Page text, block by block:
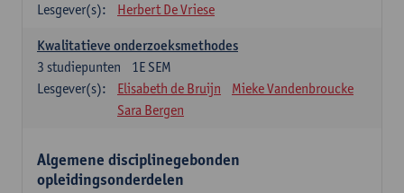
Lesgever(s):
Herbert De Vriese
Kwalitatieve onderzoeksmethodes
1E SEM
3 studiepunten
Lesgever(s):
Elisabeth de Bruijn
Mieke Vandenbroucke
Sara Bergen
Algemene disciplinegebonden
opleidingsonderdelen